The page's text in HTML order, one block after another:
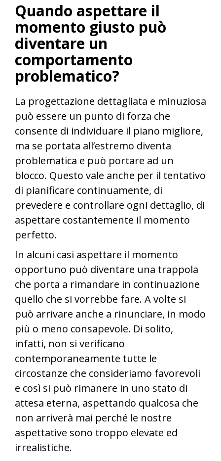
Quando aspettare il
momento giusto può
diventare un
comportamento
problematico?
La progettazione dettagliata e minuziosa
può essere un punto di forza che
consente di individuare il piano migliore,
ma se portata all’estremo diventa
problematica e può portare ad un
blocco. Questo vale anche per il tentativo
di pianificare continuamente, di
prevedere e controllare ogni dettaglio, di
aspettare costantemente il momento
perfetto.
In alcuni casi aspettare il momento
opportuno può diventare una trappola
che porta a rimandare in continuazione
quello che si vorrebbe fare. A volte si
può arrivare anche a rinunciare, in modo
più o meno consapevole. Di solito,
infatti, non si verificano
contemporaneamente tutte le
circostanze che consideriamo favorevoli
e così si può rimanere in uno stato di
attesa eterna, aspettando qualcosa che
non arriverà mai perché le nostre
aspettative sono troppo elevate ed
irrealistiche.